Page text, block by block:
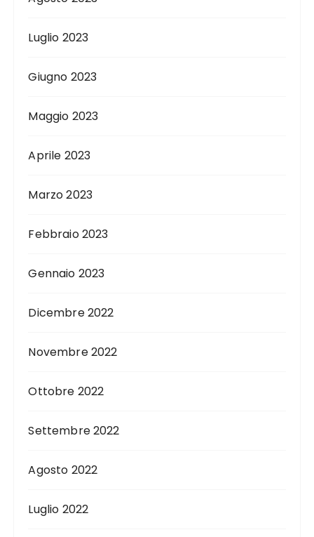
Luglio 2023
Giugno 2023
Maggio 2023
Aprile 2023
Marzo 2023
Febbraio 2023
Gennaio 2023
Dicembre 2022
Novembre 2022
Ottobre 2022
Settembre 2022
Agosto 2022
Luglio 2022